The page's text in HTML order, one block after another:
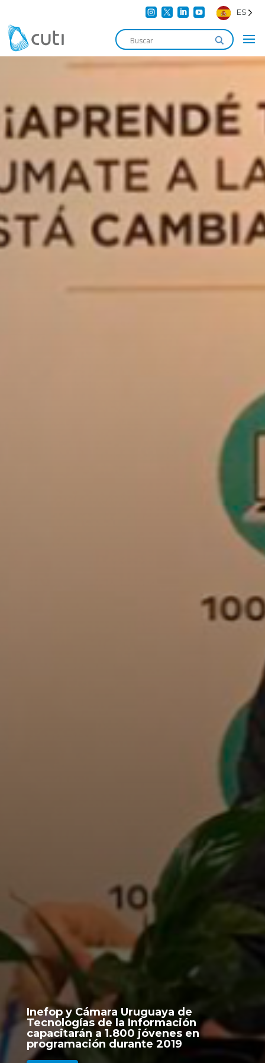
    ES
Inefop y Cámara Uruguaya de
Tecnologías de la Información
capacitarán a 1.800 jóvenes en
programación durante 2019